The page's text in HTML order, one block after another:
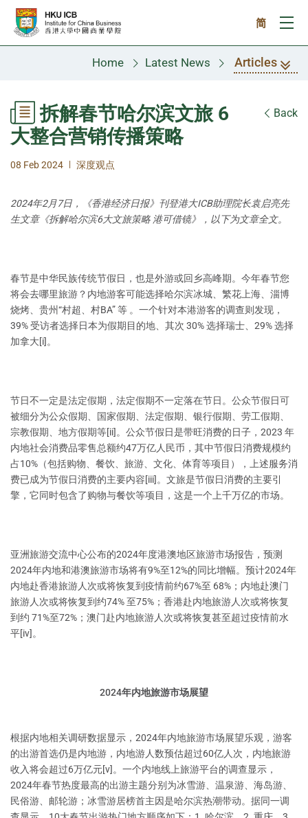
Skip to main content
简
Home Latest News Articles
拆解春节哈尔滨文旅 6
大整合营销传播策略
Back
08 Feb 2024 | 深度观点
2024年2月7日，《香港经济日报》刊登港大ICB助理院长袁启亮先
生文章《拆解哈尔滨6大文旅策略 港可借镜》，以下为文章全文。
春节是中华民族传统节假日，也是外游或回乡高峰期。今年春节您
将会去哪里旅游？内地游客可能选择哈尔滨冰城、繁花上海、淄博
烧烤、贵州“村超、村BA” 等 。一个针对本港游客的调查则发现，
39% 受访者选择日本为假期目的地、其次 30% 选择瑞士、29% 选择
加拿大[i]。
节日不一定是法定假期，法定假期不一定落在节日。公众节假日可
被细分为公众假期、国家假期、法定假期、银行假期、劳工假期、
宗教假期、地方假期等[ii]。公众节假日是带旺消费的日子，2023 年
内地社会消费品零售总额约47万亿人民币，其中节假日消费规模约
占10%（包括购物、餐饮、旅游、文化、体育等项目），上述服务消
费已成为节假日消费的主要内容[iii]。文旅是节假日消费的主要引
擎，它同时包含了购物与餐饮等项目，这是一个上千万亿的市场。
亚洲旅游交流中心公布的2024年度港澳地区旅游市场报告，预测
2024年内地和港澳旅游市场将有9%至12%的同比增幅。预计2024年
内地赴香港旅游人次或将恢复到疫情前约67%至 68%；内地赴澳门
旅游人次或将恢复到约74% 至75%；香港赴内地旅游人次或将恢复
到约 71%至72%；澳门赴内地旅游人次或将恢复甚至超过疫情前水
平[iv]。
2024年内地旅游市场展望
根据内地相关调研数据显示，2024年内地旅游市场展望乐观，游客
的出游首选仍是内地游，内地游人数预估超过60亿人次，内地旅游
收入将会超过6万亿元[v]。一个内地线上旅游平台的调查显示，
2024年春节热度最高的出游主题分别为冰雪游、温泉游、海岛游、
民俗游、邮轮游；冰雪游居榜首主因是哈尔滨热潮带动。据同一调